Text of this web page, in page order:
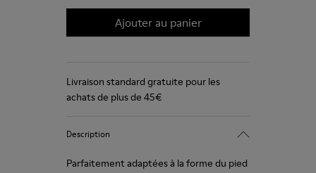
Ajouter au panier
Livraison standard gratuite pour les
achats de plus de 45€
Description
Parfaitement adaptées à la forme du pied